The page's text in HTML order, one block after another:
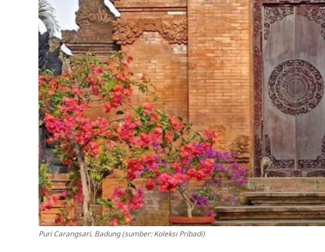
Puri Carangsari, Badung (sumber: Koleksi Pribadi)